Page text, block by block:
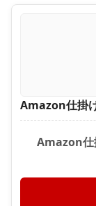
Amazon仕掛
Amazon仕